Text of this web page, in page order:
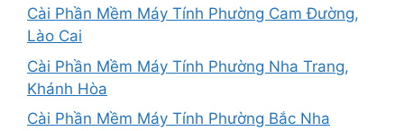
Cài Phần Mềm Máy Tính Phường Cam Đường,
Lào Cai
Cài Phần Mềm Máy Tính Phường Nha Trang,
Khánh Hòa
Cài Phần Mềm Máy Tính Phường Bắc Nha